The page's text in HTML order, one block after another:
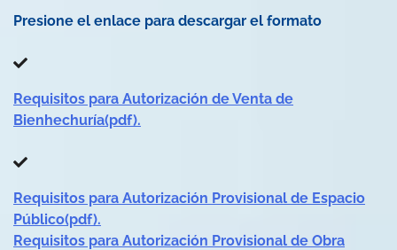
Presione el enlace para descargar el formato
Requisitos para Autorización de Venta de
Bienhechuría(pdf).
Requisitos para Autorización Provisional de Espacio
Público(pdf).
Requisitos para Autorización Provisional de Obra